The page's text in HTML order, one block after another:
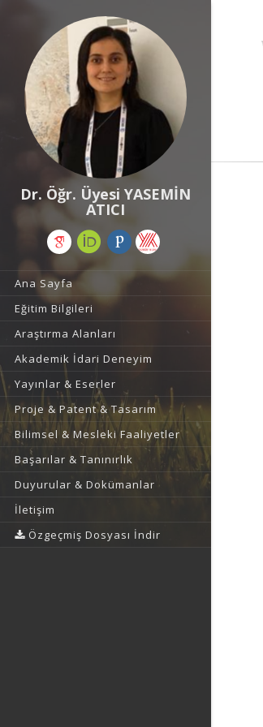
Dr. Öğr. Üyesi YASEMİN
ATICI
Ana Sayfa
Eğitim Bilgileri
Araştırma Alanları
Akademik İdari Deneyim
Yayınlar & Eserler
Proje & Patent & Tasarım
Bilimsel & Mesleki Faaliyetler
Başarılar & Tanınırlık
Duyurular & Dokümanlar
İletişim
Özgeçmiş Dosyası İndir